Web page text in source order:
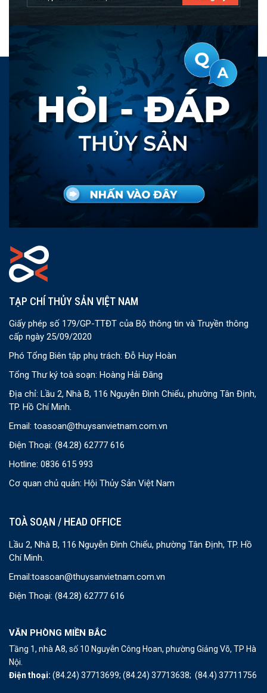
TẠP CHÍ THỦY SẢN VIỆT NAM
Giấy phép số 179/GP-TTĐT của Bộ thông tin và Truyền thông
cấp ngày 25/09/2020
Phó Tổng Biên tập phụ trách: Đỗ Huy Hoàn
Tổng Thư ký toà soạn: Hoàng Hải Đăng
Địa chỉ: Lầu 2, Nhà B, 116 Nguyễn Đình Chiểu, phường Tân Định,
TP. Hồ Chí Minh.
Email: toasoan@thuysanvietnam.com.vn
Điện Thoại: (84.28) 62777 616
Hotline: 0836 615 993
Cơ quan chủ quản: Hội Thủy Sản Việt Nam
TOÀ SOẠN / HEAD OFFICE
Lầu 2, Nhà B, 116 Nguyễn Đình Chiểu, phường Tân Định, TP. Hồ
Chí Minh.
Email:toasoan@thuysanvietnam.com.vn
Điện Thoại: (84.28) 62777 616
VĂN PHÒNG MIỀN BẮC
Tầng 1, nhà A8, số 10 Nguyễn Công Hoan, phường Giảng Võ, TP Hà
Nội.
Điện thoại: (84.24) 37713699; (84.24) 37713638; (84.4) 37711756